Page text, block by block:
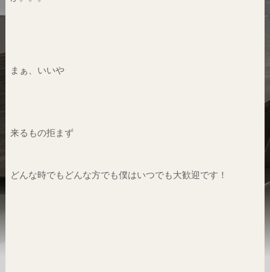
まぁ、いいや
来るもの拒まず
どんな時でもどんな方でも僕はいつでも大歓迎です！